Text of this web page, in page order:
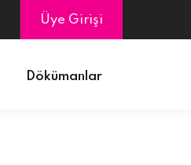
Üye Girişi
Dökümanlar